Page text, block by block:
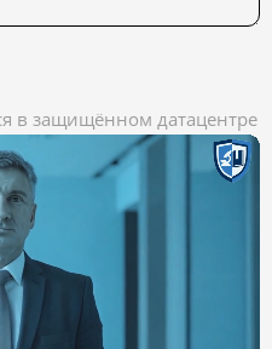
в защищённом датацентре